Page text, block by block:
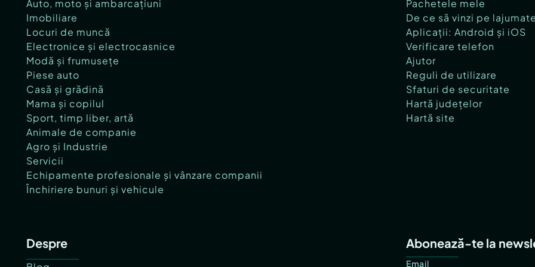
Auto, moto și ambarcațiuni
Imobiliare
Locuri de muncă
Electronice și electrocasnice
Modă și frumusețe
Piese auto
Casă și grădină
Mama și copilul
Sport, timp liber, artă
Animale de companie
Agro și Industrie
Servicii
Echipamente profesionale și vânzare companii
Închiriere bunuri și vehicule
Pachetele mele
De ce să vinzi pe
Aplicații: Android și iOS
Verificare telefon
Ajutor
Reguli de utilizare
Sfaturi de securitate
Hartă județelor
Hartă site
Despre Abonează-te la
Email